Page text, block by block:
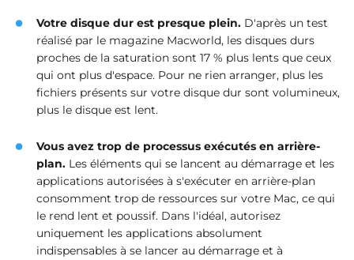
Votre disque dur est presque plein. D'après un test
réalisé par le magazine Macworld, les disques durs
proches de la saturation sont 17 % plus lents que ceux
qui ont plus d'espace. Pour ne rien arranger, plus les
fichiers présents sur votre disque dur sont volumineux,
plus le disque est lent.
Vous avez trop de processus exécutés en arrière-
plan. Les éléments qui se lancent au démarrage et les
applications autorisées à s'exécuter en arrière-plan
consomment trop de ressources sur votre Mac, ce qui
le rend lent et poussif. Dans l'idéal, autorisez
uniquement les applications absolument
indispensables à se lancer au démarrage et à